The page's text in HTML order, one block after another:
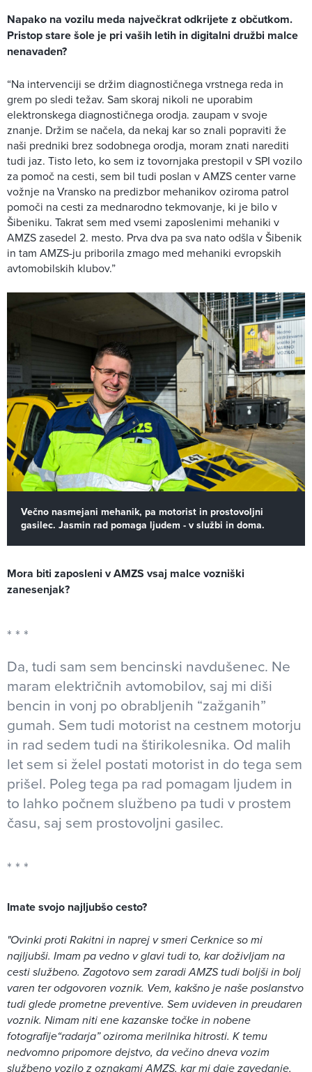
Napako na vozilu meda največkrat odkrijete z občutkom.
Pristop stare šole je pri vaših letih in digitalni družbi malce
nenavaden?
“Na intervenciji se držim diagnostičnega vrstnega reda in
grem po sledi težav. Sam skoraj nikoli ne uporabim
elektronskega diagnostičnega orodja. zaupam v svoje
znanje. Držim se načela, da nekaj kar so znali popraviti že
naši predniki brez sodobnega orodja, moram znati narediti
tudi jaz. Tisto leto, ko sem iz tovornjaka prestopil v SPI vozilo
za pomoč na cesti, sem bil tudi poslan v AMZS center varne
vožnje na Vransko na predizbor mehanikov oziroma patrol
pomoči na cesti za mednarodno tekmovanje, ki je bilo v
Šibeniku. Takrat sem med vsemi zaposlenimi mehaniki v
AMZS zasedel 2. mesto. Prva dva pa sva nato odšla v Šibenik
in tam AMZS-ju priborila zmago med mehaniki evropskih
avtomobilskih klubov.”
Večno nasmejani mehanik, pa motorist in prostovoljni
gasilec. Jasmin rad pomaga ljudem - v službi in doma.
Mora biti zaposleni v AMZS vsaj malce vozniški
zanesenjak?
Da, tudi sam sem bencinski navdušenec. Ne
maram električnih avtomobilov, saj mi diši
bencin in vonj po obrabljenih “zažganih”
gumah. Sem tudi motorist na cestnem motorju
in rad sedem tudi na štirikolesnika. Od malih
let sem si želel postati motorist in do tega sem
prišel. Poleg tega pa rad pomagam ljudem in
to lahko počnem službeno pa tudi v prostem
času, saj sem prostovoljni gasilec.
Imate svojo najljubšo cesto?
"Ovinki proti Rakitni in naprej v smeri Cerknice so mi
najljubši. Imam pa vedno v glavi tudi to, kar doživljam na
cesti službeno. Zagotovo sem zaradi AMZS tudi boljši in bolj
varen ter odgovoren voznik. Vem, kakšno je naše poslanstvo
tudi glede prometne preventive. Sem uvideven in preudaren
voznik. Nimam niti ene kazanske točke in nobene
fotografije“radarja” oziroma merilnika hitrosti. K temu
nedvomno pripomore dejstvo, da večino dneva vozim
službeno vozilo z oznakami AMZS, kar mi daje zavedanje,